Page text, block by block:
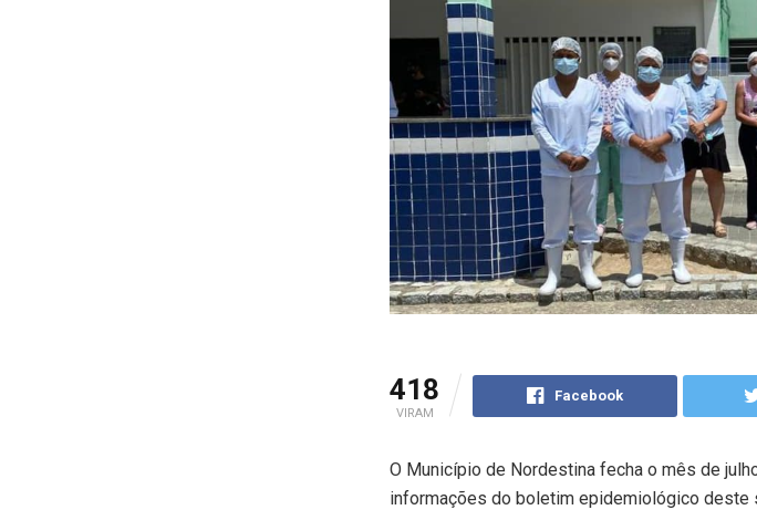
418
VIRAM
Facebook
O Município de Nordestina fecha o mês de
informações do boletim epidemiológico deste